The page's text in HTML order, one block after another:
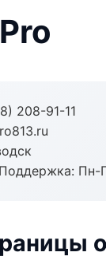
208-91-11
Поддержка: Пн-